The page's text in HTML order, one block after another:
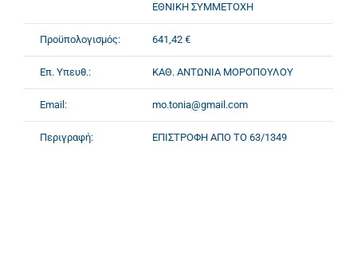
ΕΘΝΙΚΗ ΣΥΜΜΕΤΟΧΗ
Προϋπολογισμός: 641,42 €
Επ. Υπευθ.: ΚΑΘ. ΑΝΤΩΝΙΑ ΜΟΡΟΠΟΥΛΟΥ
Email: mo.tonia@gmail.com
Περιγραφή: ΕΠΙΣΤΡΟΦΗ ΑΠΟ ΤΟ 63/1349